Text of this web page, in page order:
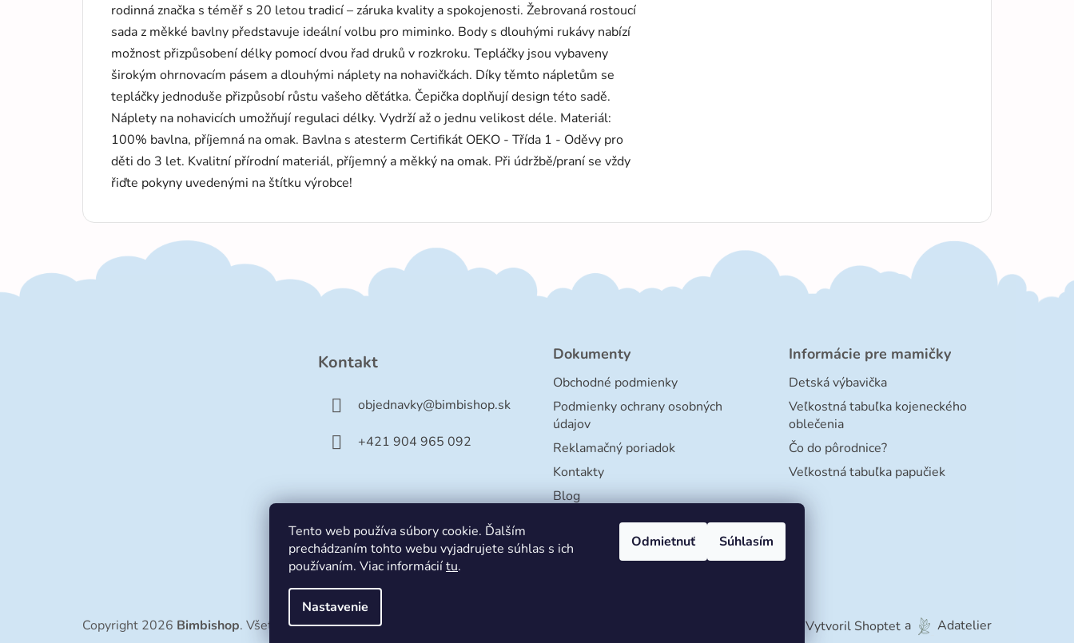
Tento web používa súbory cookie. Ďalším
prechádzaním tohto webu vyjadrujete súhlas s ich
používaním. Viac informáciítu.
Nastavenie
Odmietnuť Súhlasím
rodinná značka s téměř s 20 letou tradicí – záruka kvality a spokojenosti. Žebrovaná rostoucí
sada z měkké bavlny představuje ideální volbu pro miminko. Body s dlouhými rukávy nabízí
možnost přizpůsobení délky pomocí dvou řad druků v rozkroku. Tepláčky jsou vybaveny
širokým ohrnovacím pásem a dlouhými náplety na nohavičkách. Díky těmto nápletům se
tepláčky jednoduše přizpůsobí růstu vašeho děťátka. Čepička doplňují design této sadě.
Náplety na nohavicích umožňují regulaci délky. Vydrží až o jednu velikost déle. Materiál:
100% bavlna, příjemná na omak. Bavlna s atesterm Certifikát OEKO - Třída 1 - Oděvy pro
děti do 3 let. Kvalitní přírodní materiál, příjemný a měkký na omak. Při údržbě/praní se vždy
řiďte pokyny uvedenými na štítku výrobce!
Kontakt
objednavky@bimbishop.sk
+421 904 965 092
Dokumenty
Obchodné podmienky
Podmienky ochrany osobných
údajov
Reklamačný poriadok
Kontakty
Blog
Informácie pre mamičky
Detská výbavička
Veľkostná tabuľka kojeneckého
oblečenia
Čo do pôrodnice?
Veľkostná tabuľka papučiek
Vytvoril Shoptet a Adatelier
Copyright 2026 Bimbishop. Všetky práva vyhradené.